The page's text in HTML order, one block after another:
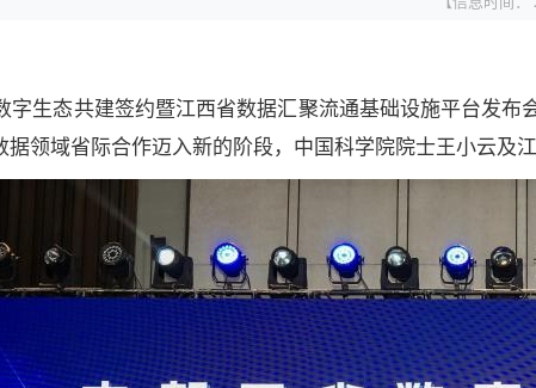
字生态共建签约暨江西省数据汇聚流通基础设施平台发
领域省际合作迈入新的阶段，中国科学院院士王小云及